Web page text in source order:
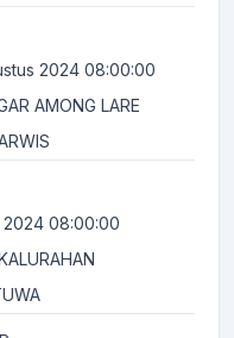
2024 08:00:00
AMONG LARE
2024 08:00:00